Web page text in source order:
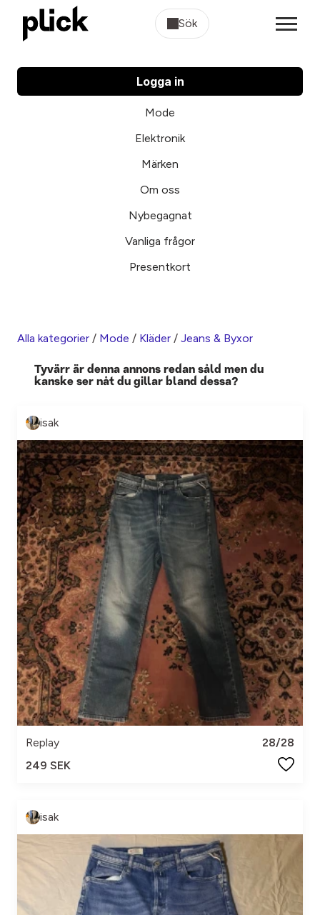
Sök
Logga in
Mode
Elektronik
Märken
Om oss
Nybegagnat
Vanliga frågor
Presentkort
Alla kategorier / Mode / Kläder / Jeans & Byxor
Tyvärr är denna annons redan såld men du
kanske ser nåt du gillar bland dessa?
isak
Replay
28/28
249 SEK
isak